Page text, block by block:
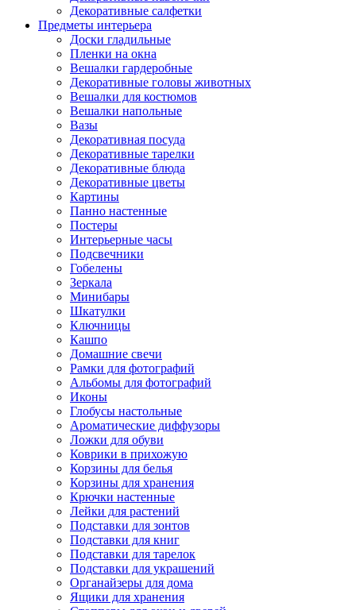
Декоративные салфетки
Предметы интерьера
Доски гладильные
Пленки на окна
Вешалки гардеробные
Декоративные головы животных
Вешалки для костюмов
Вешалки напольные
Вазы
Декоративная посуда
Декоративные тарелки
Декоративные блюда
Декоративные цветы
Картины
Панно настенные
Постеры
Интерьерные часы
Подсвечники
Гобелены
Зеркала
Минибары
Шкатулки
Ключницы
Кашпо
Домашние свечи
Рамки для фотографий
Альбомы для фотографий
Иконы
Глобусы настольные
Ароматические диффузоры
Ложки для обуви
Коврики в прихожую
Корзины для белья
Корзины для хранения
Крючки настенные
Лейки для растений
Подставки для зонтов
Подставки для книг
Подставки для тарелок
Подставки для украшений
Органайзеры для дома
Ящики для хранения